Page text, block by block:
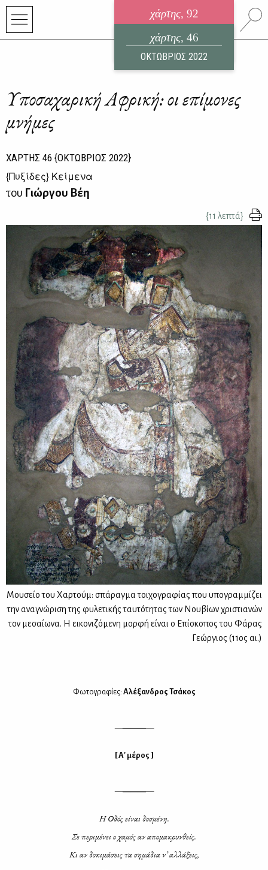
χάρτης, 92
ηλεκτρονικό περιοδικό
ΑΥΓΟΥΣΤΟΣ 2026
χάρτης, 46
ΟΚΤΩΒΡΙΟΣ 2022
Υποσαχαρική Αφρική: οι επίμονες
μνήμες
ΧΑΡΤΗΣ 46 {ΟΚΤΩΒΡΙΟΣ 2022}
{Πυξίδες} Κείμενα
του Γιώργου Βέη
{11 λεπτά}
Μουσείο του Χαρτούμ: σπάραγμα τοιχογραφίας που υπογραμμίζει
την αναγνώριση της φυλετικής ταυτότητας των Νουβίων χριστιανών
τον μεσαίωνα. Η εικονιζόμενη μορφή είναι ο Επίσκοπος του Φάρας
Γεώργιος (11ος αι.)
Φω­το­γρα­φί­ες: Αλέ­ξαν­δρος Τσά­κος
—————
[ Α' μέ­ρος ]
—————
Η Οδός εί­ναι δο­σμέ­νη.
Σε πε­ρι­μέ­νει ο χα­μός αν απο­μα­κρυν­θείς.
Κι αν δο­κι­μά­σεις τα ση­μά­δια ν’ αλ­λά­ξεις,